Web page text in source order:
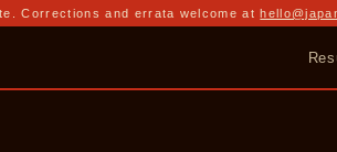
Corrections and errata welcome at